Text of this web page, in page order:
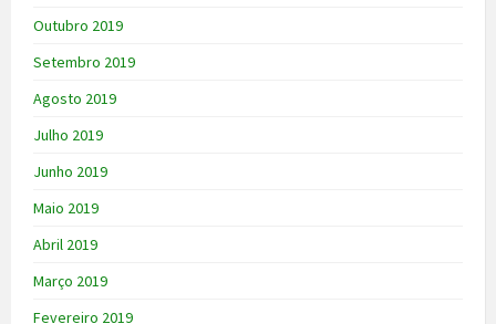
Outubro 2019
Setembro 2019
Agosto 2019
Julho 2019
Junho 2019
Maio 2019
Abril 2019
Março 2019
Fevereiro 2019